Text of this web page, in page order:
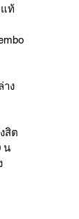
แท้
าง
สิต
น